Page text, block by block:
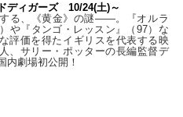
ディガーズ 10/24(土)～
る、《黄金》の謎――。『オルラ
や『タンゴ・レッスン』（97）な
評価を得たイギリスを代表する映
、サリー・ポッターの長編監督デ
内劇場初公開！